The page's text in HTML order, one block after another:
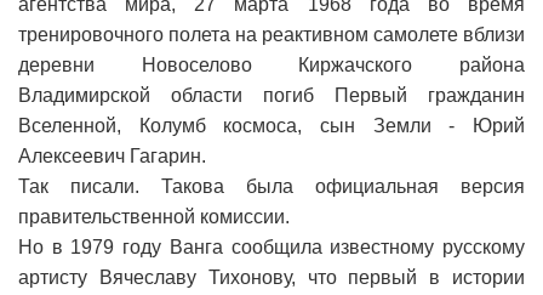
тренировочного полета на реактивном самолете вблизи
деревни Новоселово Киржачского района
Владимирской области погиб Первый гражданин
Вселенной, Колумб космоса, сын Земли - Юрий
Алексеевич Гагарин.
Так писали. Такова была официальная версия
правительственной комиссии.
Но в 1979 году Ванга сообщила известному русскому
артисту Вячеславу Тихонову, что первый в истории